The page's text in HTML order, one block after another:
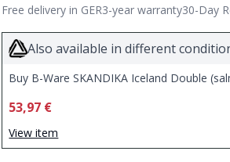
Free delivery in GER3-year warranty30-Day
Also available in different
Buy B-Ware SKANDIKA Iceland Double
53,97 €
View item